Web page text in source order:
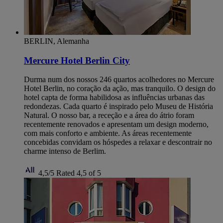
BERLIN, Alemanha
Mercure Hotel Berlin City
Durma num dos nossos 246 quartos acolhedores no Mercure
Hotel Berlin, no coração da ação, mas tranquilo. O design do
hotel capta de forma habilidosa as influências urbanas das
redondezas. Cada quarto é inspirado pelo Museu de História
Natural. O nosso bar, a receção e a área do átrio foram
recentemente renovados e apresentam um design moderno,
com mais conforto e ambiente. As áreas recentemente
concebidas convidam os hóspedes a relaxar e descontrair no
charme intenso de Berlim.
4,5/5 Rated 4,5 of 5